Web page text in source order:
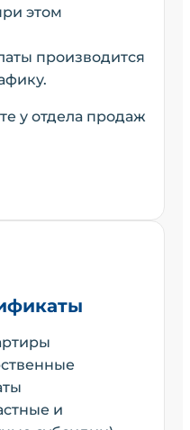
этом
производится
у отдела продаж
и